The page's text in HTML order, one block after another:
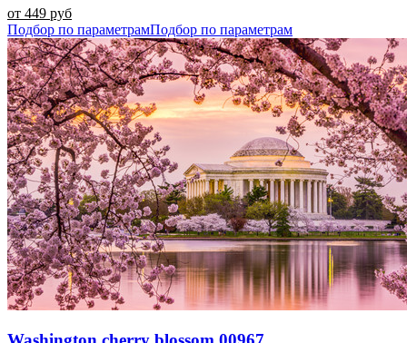
от 449 руб
Подбор по параметрамПодбор по параметрам